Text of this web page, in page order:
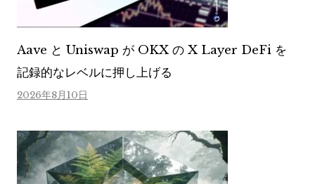
Aave と Uniswap が OKX の X Layer DeFi を
記録的なレベルに押し上げる
2026年8月10日